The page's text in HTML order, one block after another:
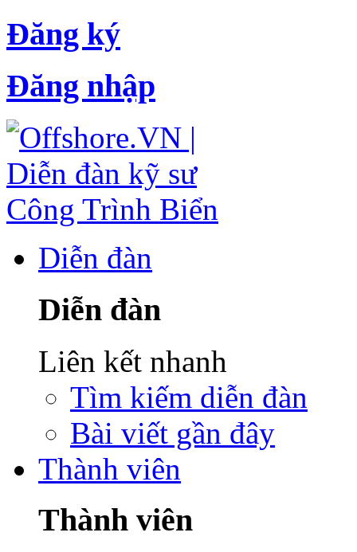
Đăng ký
Đăng nhập
Diễn đàn
Diễn đàn
Liên kết nhanh
Tìm kiếm diễn đàn
Bài viết gần đây
Thành viên
Thành viên